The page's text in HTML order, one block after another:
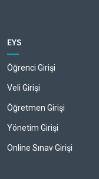
EYS
Öğrenci Girişi
Veli Girişi
Öğretmen Girişi
Yönetim Girişi
Online Sınav Girişi